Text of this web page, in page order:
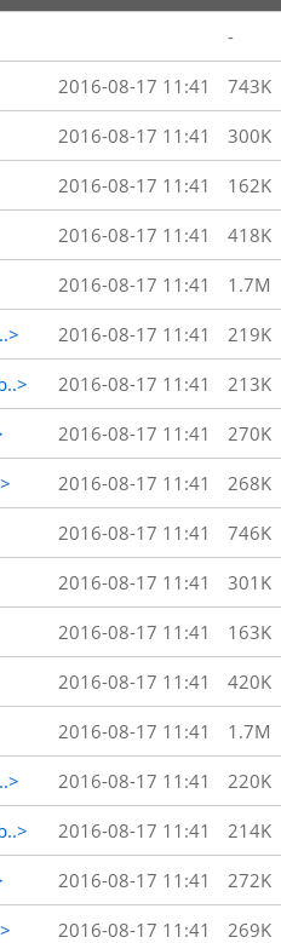
-
2016-08-17 11:41 743K
2016-08-17 11:41 300K
2016-08-17 11:41 162K
2016-08-17 11:41 418K
2016-08-17 11:41 1.7M
2016-08-17 11:41 219K
2016-08-17 11:41 213K
2016-08-17 11:41 270K
2016-08-17 11:41 268K
2016-08-17 11:41 746K
2016-08-17 11:41 301K
2016-08-17 11:41 163K
2016-08-17 11:41 420K
2016-08-17 11:41 1.7M
2016-08-17 11:41 220K
2016-08-17 11:41 214K
2016-08-17 11:41 272K
2016-08-17 11:41 269K